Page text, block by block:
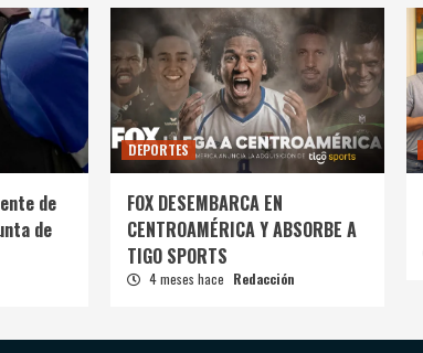
de
de
DEPORTES
FOX DESEMBARCA EN
CENTROAMÉRICA Y ABSORBE A
TIGO SPORTS
4 meses hace Redacción